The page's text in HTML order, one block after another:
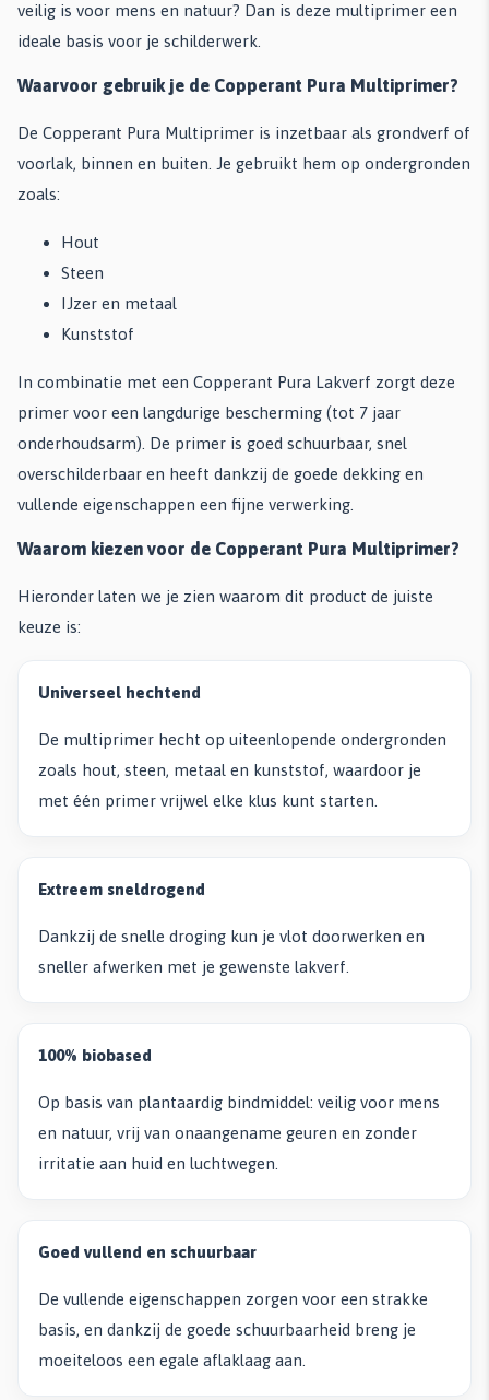
veilig is voor mens en natuur? Dan is deze multiprimer een
ideale basis voor je schilderwerk.
Waarvoor gebruik je de Copperant Pura Multiprimer?
De Copperant Pura Multiprimer is inzetbaar als grondverf of
voorlak, binnen en buiten. Je gebruikt hem op ondergronden
zoals:
Hout
Steen
IJzer en metaal
Kunststof
In combinatie met een Copperant Pura Lakverf zorgt deze
primer voor een langdurige bescherming (tot 7 jaar
onderhoudsarm). De primer is goed schuurbaar, snel
overschilderbaar en heeft dankzij de goede dekking en
vullende eigenschappen een fijne verwerking.
Waarom kiezen voor de Copperant Pura Multiprimer?
Hieronder laten we je zien waarom dit product de juiste
keuze is:
Universeel hechtend
De multiprimer hecht op uiteenlopende ondergronden
zoals hout, steen, metaal en kunststof, waardoor je
met één primer vrijwel elke klus kunt starten.
Extreem sneldrogend
Dankzij de snelle droging kun je vlot doorwerken en
sneller afwerken met je gewenste lakverf.
100% biobased
Op basis van plantaardig bindmiddel: veilig voor mens
en natuur, vrij van onaangename geuren en zonder
irritatie aan huid en luchtwegen.
Goed vullend en schuurbaar
De vullende eigenschappen zorgen voor een strakke
basis, en dankzij de goede schuurbaarheid breng je
moeiteloos een egale aflaklaag aan.